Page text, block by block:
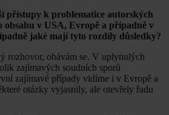
přístupy k problematice autorských
obsahu v USA, Evropě a případně v
jaké mají tyto rozdíly důsledky?
rozhovor, obávám se. V uplynulých
zajímavých soudních sporů
zajímavé případy vidíme i v Evropě a
otázky vyjasnily, ale otevřely řadu